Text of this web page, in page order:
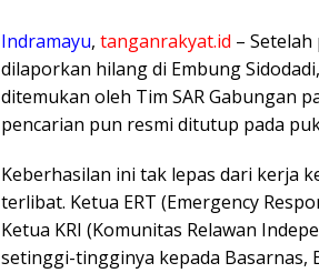
Indramayu, tanganrakyat.id –
dilaporkan hilang di Embung
ditemukan oleh Tim SAR Gabungan
pencarian pun resmi ditutup pada
Keberhasilan ini tak lepas dari kerja
terlibat. Ketua ERT (Emergency
Ketua KRI (Komunitas Relawan
setinggi-tingginya kepada Basarnas,